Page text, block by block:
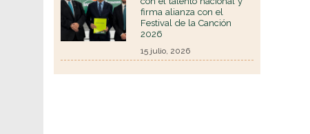
firma alianza con el
Festival de la Canción
2026
15 julio, 2026